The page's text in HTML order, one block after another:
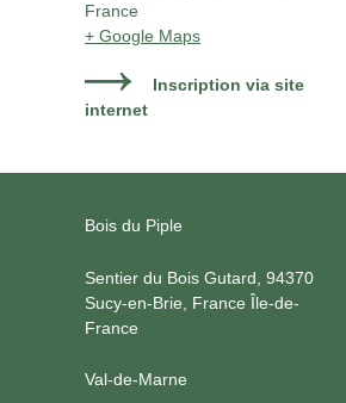
France
+ Google Maps
Inscription via site
internet
Bois du Piple
Sentier du Bois Gutard, 94370
Sucy-en-Brie, France Île-de-
France
Val-de-Marne